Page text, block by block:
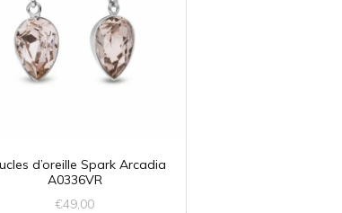
d’oreille Spark Arcadia
A0336VR
€49,00